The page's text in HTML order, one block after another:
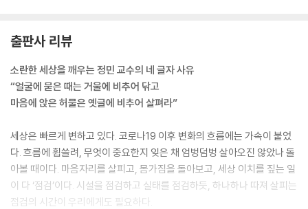
출판사 리뷰
소란한 세상을 깨우는 정민 교수의 네 글자 사유
“얼굴에 묻은 때는 거울에 비추어 닦고
마음에 앉은 허물은 옛글에 비추어 살펴라”
세상은 빠르게 변하고 있다. 코로나19 이후 변화의 흐름에는 가속이 붙었
다. 흐름에 휩쓸려, 무엇이 중요한지 잊은 채 엄벙덤벙 살아오진 않았나 돌
아볼 때이다. 마음자리를 살피고, 몸가짐을 돌아보고, 세상 이치를 짚는 일
이 다 ‘점검’이다. 시설을 점검하고 실태를 점검하듯, 하나하나 따져 살피는
점검의 시간이 우리에게도 필요하다.